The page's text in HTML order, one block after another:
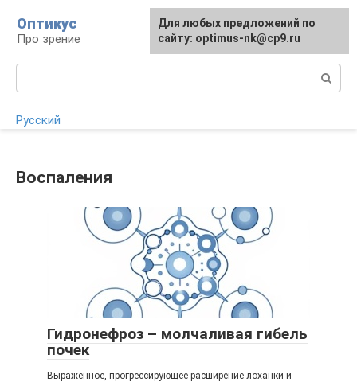
контенту
Оптикус
Про зрение
Русский
Воспаления
Гидронефроз – молчаливая гибель
почек
Выраженное, прогрессирующее расширение лоханки и
Для любых предложений по
сайту: [email protected]
Для любых предложений по
сайту: optimus-nk@cp9.ru